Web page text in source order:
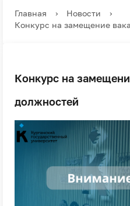
Главная › Новости
›
Конкурс на замещение
Конкурс на
должностей